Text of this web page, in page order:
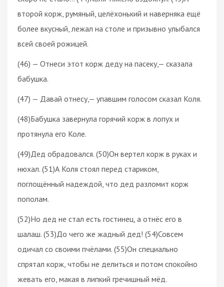
второй корж, румяный, целёхонький и наверняка ещё
более вкусный, лежал на столе и призывно улыбался
всей своей рожицей.
(46) — Отнеси этот корж деду на пасеку,— сказала
бабушка.
(47) — Давай отнесу,— упавшим голосом сказал Коля.
(48)Бабушка завернула горячий корж в лопух и
протянула его Коле.
(49)Дед обрадовался. (50)Он вертел корж в руках и
нюхал. (51)А Коля стоял перед стариком,
поглощённый надеждой, что дед разломит корж
пополам.
(52)Но дед не стал есть гостинец, а отнёс его в
шалаш. (53)До чего же жадный дед! (54)Совсем
одичал со своими пчёлами. (55)Он специально
спрятал корж, чтобы не делиться и потом спокойно
жевать его, макая в липкий гречишный мёд.